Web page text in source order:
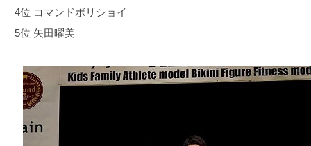
4位 コマンドボリショイ
5位 矢田曜美